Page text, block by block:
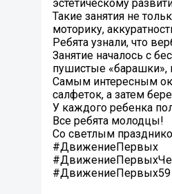
эстетическому
Такие занятия не
моторику,
Ребята узнали, что
Занятие началось с
пушистые «барашки»,
Самым интересным
салфеток, а затем
У каждого ребенка
Все ребята молодцы!
Со светлым
#ДвижениеПервых
#ДвижениеПервых59